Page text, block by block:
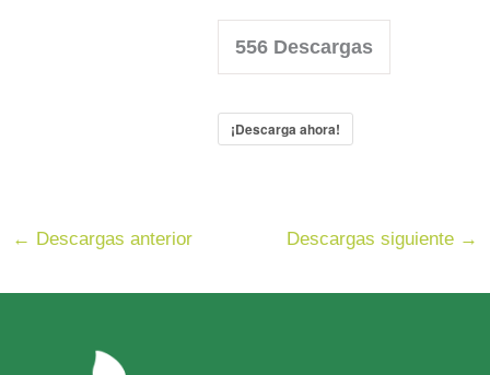
556Descargas
¡Descarga ahora!
← Descargas anterior Descargas siguiente →